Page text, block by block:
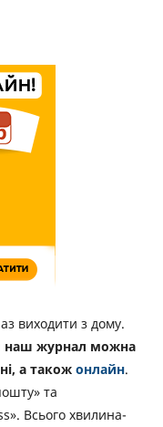
виходити з дому.
наш журнал можна
а також онлайн.
та
Всього хвилина-